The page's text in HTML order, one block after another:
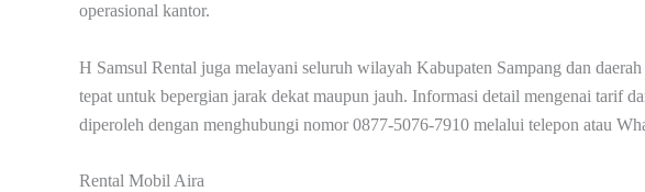
operasional kantor.
H Samsul Rental juga melayani seluruh wilayah Kabupaten Sampang dan
tepat untuk bepergian jarak dekat maupun jauh. Informasi detail mengenai tarif
diperoleh dengan menghubungi nomor 0877-5076-7910 melalui telepon atau
Rental Mobil Aira